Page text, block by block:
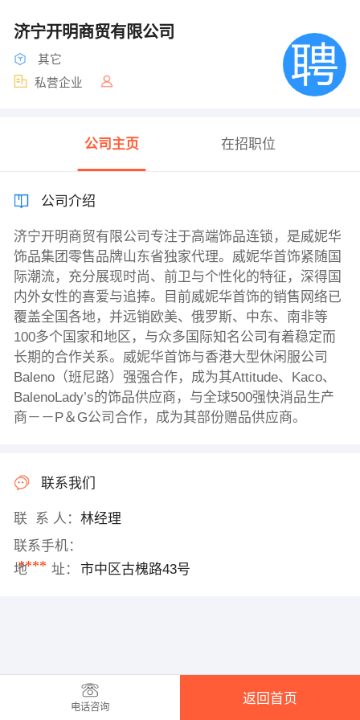
济宁开明商贸有限公司
其它
私营企业
公司主页 在招职位
公司介绍
济宁开明商贸有限公司专注于高端饰品连锁，是威妮华
饰品集团零售品牌山东省独家代理。威妮华首饰紧随国
际潮流，充分展现时尚、前卫与个性化的特征，深得国
内外女性的喜爱与追捧。目前威妮华首饰的销售网络已
覆盖全国各地，并远销欧美、俄罗斯、中东、南非等
100多个国家和地区，与众多国际知名公司有着稳定而
长期的合作关系。威妮华首饰与香港大型休闲服公司
Baleno（班尼路）强强合作，成为其Attitude、Kaco、
BalenoLady’s的饰品供应商，与全球500强快消品生产
商－－P＆G公司合作，成为其部份赠品供应商。
联系我们
联 系 人： 林经理
联系手机：
****
地 址： 市中区古槐路43号
电话咨询
返回首页